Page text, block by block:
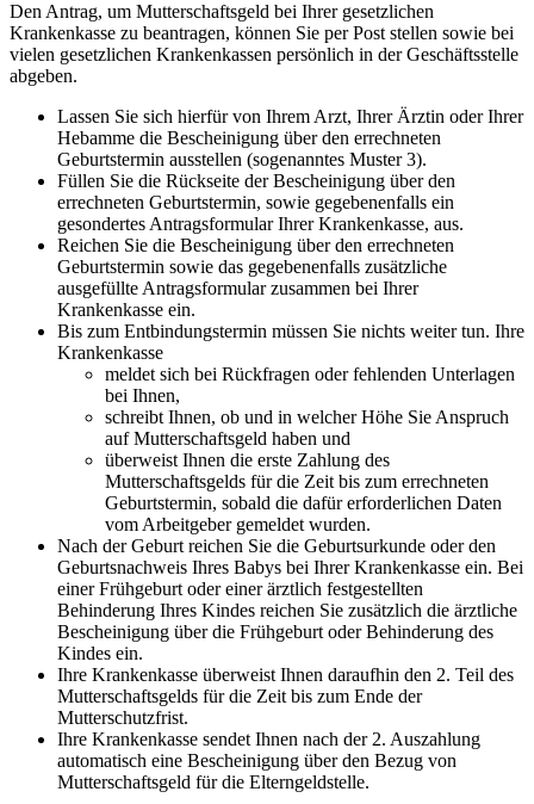
Den Antrag, um Mutterschaftsgeld bei Ihrer gesetzlichen
Krankenkasse zu beantragen, können Sie per Post stellen sowie bei
vielen gesetzlichen Krankenkassen persönlich in der Geschäftsstelle
abgeben.
Lassen Sie sich hierfür von Ihrem Arzt, Ihrer Ärztin oder Ihrer
Hebamme die Bescheinigung über den errechneten
Geburtstermin ausstellen (sogenanntes Muster 3).
Füllen Sie die Rückseite der Bescheinigung über den
errechneten Geburtstermin, sowie gegebenenfalls ein
gesondertes Antragsformular Ihrer Krankenkasse, aus.
Reichen Sie die Bescheinigung über den errechneten
Geburtstermin sowie das gegebenenfalls zusätzliche
ausgefüllte Antragsformular zusammen bei Ihrer
Krankenkasse ein.
Bis zum Entbindungstermin müssen Sie nichts weiter tun. Ihre
Krankenkasse
meldet sich bei Rückfragen oder fehlenden Unterlagen
bei Ihnen,
schreibt Ihnen, ob und in welcher Höhe Sie Anspruch
auf Mutterschaftsgeld haben und
überweist Ihnen die erste Zahlung des
Mutterschaftsgelds für die Zeit bis zum errechneten
Geburtstermin, sobald die dafür erforderlichen Daten
vom Arbeitgeber gemeldet wurden.
Nach der Geburt reichen Sie die Geburtsurkunde oder den
Geburtsnachweis Ihres Babys bei Ihrer Krankenkasse ein. Bei
einer Frühgeburt oder einer ärztlich festgestellten
Behinderung Ihres Kindes reichen Sie zusätzlich die ärztliche
Bescheinigung über die Frühgeburt oder Behinderung des
Kindes ein.
Ihre Krankenkasse überweist Ihnen daraufhin den 2. Teil des
Mutterschaftsgelds für die Zeit bis zum Ende der
Mutterschutzfrist.
Ihre Krankenkasse sendet Ihnen nach der 2. Auszahlung
automatisch eine Bescheinigung über den Bezug von
Mutterschaftsgeld für die Elterngeldstelle.